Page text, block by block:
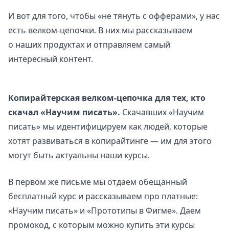
И вот для того, чтобы «не тянуть с офферами», у нас
есть велком-цепочки. В них мы рассказываем
о наших продуктах и отправляем самый
интересный контент.
Копирайтерская велком-цепочка для тех, кто
скачал «Научим писать». Скачавших «Научим
писать» мы идентифицируем как людей, которые
хотят развиваться в копирайтинге — им для этого
могут быть актуальны наши курсы.
В первом же письме мы отдаем обещанный
бесплатный курс и рассказываем про платные:
«Научим писать» и «Прототипы в Фигме». Даем
промокод, с которым можно купить эти курсы